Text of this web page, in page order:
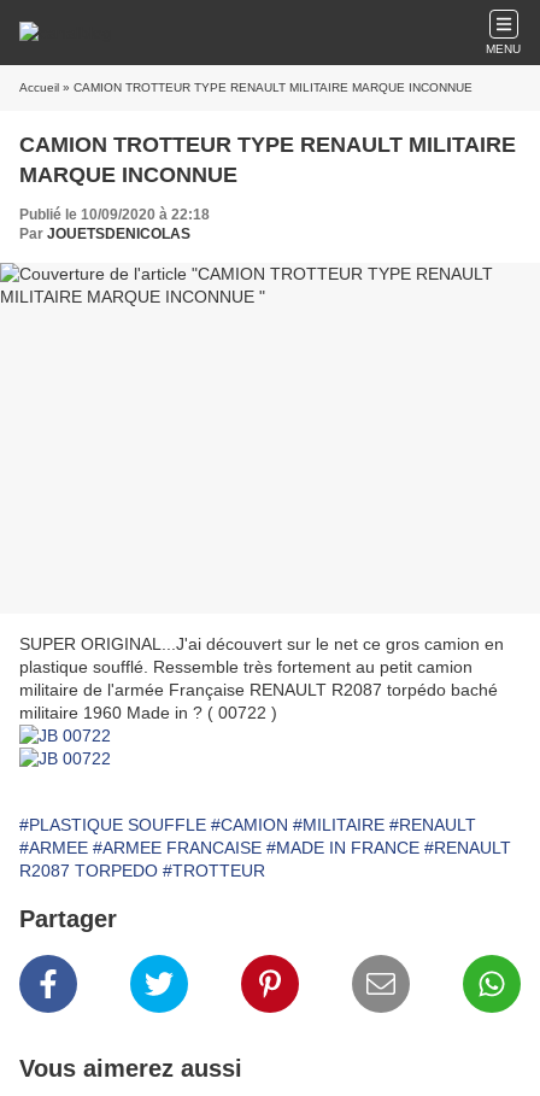
MENU
Accueil » CAMION TROTTEUR TYPE RENAULT MILITAIRE MARQUE INCONNUE
CAMION TROTTEUR TYPE RENAULT MILITAIRE
MARQUE INCONNUE
Publié le 10/09/2020 à 22:18
Par JOUETSDENICOLAS
SUPER ORIGINAL...J'ai découvert sur le net ce gros camion en
plastique soufflé. Ressemble très fortement au petit camion
militaire de l'armée Française RENAULT R2087 torpédo baché
militaire 1960 Made in ? ( 00722 )
#PLASTIQUE SOUFFLE #CAMION #MILITAIRE #RENAULT
#ARMEE #ARMEE FRANCAISE #MADE IN FRANCE #RENAULT
R2087 TORPEDO #TROTTEUR
Partager
Vous aimerez aussi